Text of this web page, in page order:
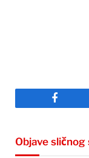
Objave sličnog